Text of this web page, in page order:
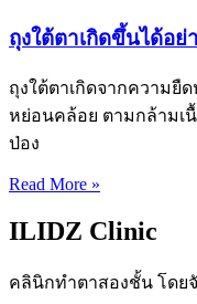
ถุงใต้ตาเกิดขึ้นได้อย่
ถุงใต้ตาเกิดจากความยื
หย่อนคล้อย ตามกล้ามเ
ป่อง
Read More »
ILIDZ Clinic
คลินิกทำตาสองชั้น โดย